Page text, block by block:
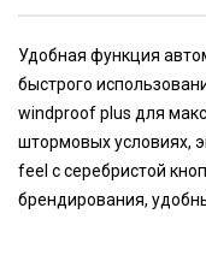
Удобная функция
быстрого
windproof plus для
штормовых условиях,
feel с серебристой
брендирования,